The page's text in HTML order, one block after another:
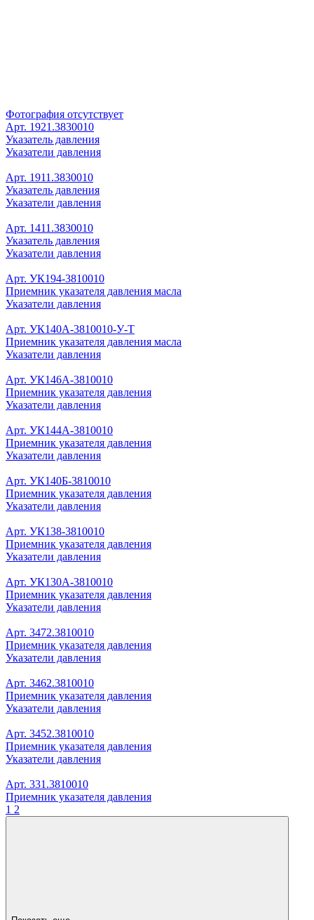
Фотография отсутствует
Арт. 1921.3830010
Указатель давления
Указатели давления
Арт. 1911.3830010
Указатель давления
Указатели давления
Арт. 1411.3830010
Указатель давления
Указатели давления
Арт. УК194-3810010
Приемник указателя давления масла
Указатели давления
Арт. УК140А-3810010-У-Т
Приемник указателя давления масла
Указатели давления
Арт. УК146А-3810010
Приемник указателя давления
Указатели давления
Арт. УК144А-3810010
Приемник указателя давления
Указатели давления
Арт. УК140Б-3810010
Приемник указателя давления
Указатели давления
Арт. УК138-3810010
Приемник указателя давления
Указатели давления
Арт. УК130А-3810010
Приемник указателя давления
Указатели давления
Арт. 3472.3810010
Приемник указателя давления
Указатели давления
Арт. 3462.3810010
Приемник указателя давления
Указатели давления
Арт. 3452.3810010
Приемник указателя давления
Указатели давления
Арт. 331.3810010
Приемник указателя давления
1 2